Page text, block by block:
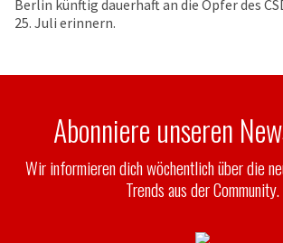
Berlin künftig dauerhaft an die Opfer des
25. Juli erinnern.
Abonniere unseren
Wir informieren dich wöchentlich über die
Trends aus der Community.